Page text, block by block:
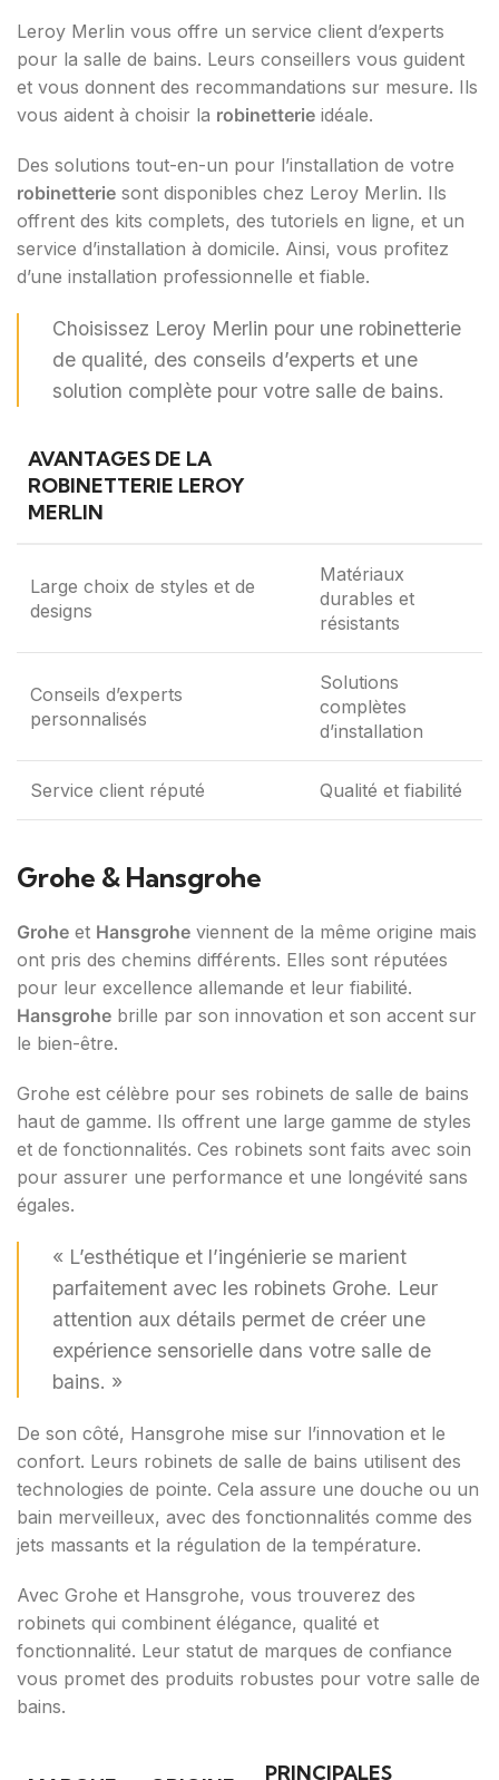
Leroy Merlin vous offre un service client d’experts
pour la salle de bains. Leurs conseillers vous guident
et vous donnent des recommandations sur mesure. Ils
vous aident à choisir la robinetterie idéale.
Des solutions tout-en-un pour l’installation de votre
robinetterie sont disponibles chez Leroy Merlin. Ils
offrent des kits complets, des tutoriels en ligne, et un
service d’installation à domicile. Ainsi, vous profitez
d’une installation professionnelle et fiable.
Choisissez Leroy Merlin pour une robinetterie
de qualité, des conseils d’experts et une
solution complète pour votre salle de bains.
AVANTAGES DE LA
ROBINETTERIE LEROY
MERLIN
Large choix de styles et de
designs
Matériaux
durables et
résistants
Conseils d’experts
personnalisés
Solutions
complètes
d’installation
Service client réputé Qualité et fiabilité
Grohe & Hansgrohe
Grohe et Hansgrohe viennent de la même origine mais
ont pris des chemins différents. Elles sont réputées
pour leur excellence allemande et leur fiabilité.
Hansgrohe brille par son innovation et son accent sur
le bien-être.
Grohe est célèbre pour ses robinets de salle de bains
haut de gamme. Ils offrent une large gamme de styles
et de fonctionnalités. Ces robinets sont faits avec soin
pour assurer une performance et une longévité sans
égales.
« L’esthétique et l’ingénierie se marient
parfaitement avec les robinets Grohe. Leur
attention aux détails permet de créer une
expérience sensorielle dans votre salle de
bains. »
De son côté, Hansgrohe mise sur l’innovation et le
confort. Leurs robinets de salle de bains utilisent des
technologies de pointe. Cela assure une douche ou un
bain merveilleux, avec des fonctionnalités comme des
jets massants et la régulation de la température.
Avec Grohe et Hansgrohe, vous trouverez des
robinets qui combinent élégance, qualité et
fonctionnalité. Leur statut de marques de confiance
vous promet des produits robustes pour votre salle de
bains.
PRINCIPALES